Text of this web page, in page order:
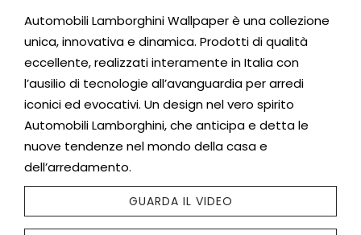
Automobili Lamborghini Wallpaper è una collezione
unica, innovativa e dinamica. Prodotti di qualità
eccellente, realizzati interamente in Italia con
l’ausilio di tecnologie all’avanguardia per arredi
iconici ed evocativi. Un design nel vero spirito
Automobili Lamborghini, che anticipa e detta le
nuove tendenze nel mondo della casa e
dell’arredamento.
GUARDA IL VIDEO